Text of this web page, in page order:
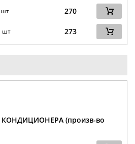
270
шт 273
(произв-во